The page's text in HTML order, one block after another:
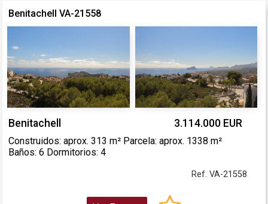
Benitachell VA-21558
Benitachell 3.114.000 EUR
Construidos: aprox. 313 m² Parcela: aprox. 1338 m²
Baños: 6 Dormitorios: 4
Ref. VA-21558